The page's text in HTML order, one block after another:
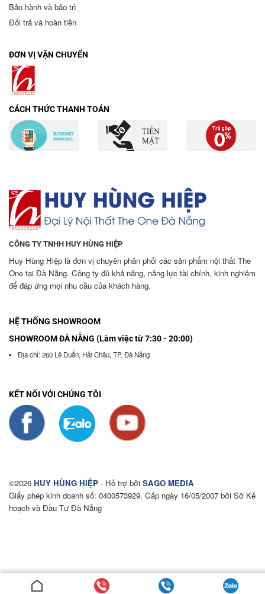
Bảo hành và bảo trì
Đổi trả và hoàn tiền
ĐƠN VỊ VẬN CHUYỂN
CÁCH THỨC THANH TOÁN
CÔNG TY TNHH HUY HÙNG HIỆP
Huy Hùng Hiệp là đơn vị chuyên phân phối các sản phẩm nội thất The
One tại Đà Nẵng. Công ty đủ khả năng, năng lực tài chính, kinh nghiệm
để đáp ứng mọi nhu cầu của khách hàng.
HỆ THỐNG SHOWROOM
SHOWROOM ĐÀ NẴNG (Làm việc từ 7:30 - 20:00)
Địa chỉ: 260 Lê Duẩn, Hải Châu, TP. Đà Nẵng
KẾT NỐI VỚI CHÚNG TÔI
©2026 HUY HÙNG HIỆP - Hỗ trợ bởi SAGO MEDIA
Giấy phép kinh doanh số: 0400573929. Cấp ngày 16/05/2007 bởi Sở Kế
hoạch và Đầu Tư Đà Nẵng